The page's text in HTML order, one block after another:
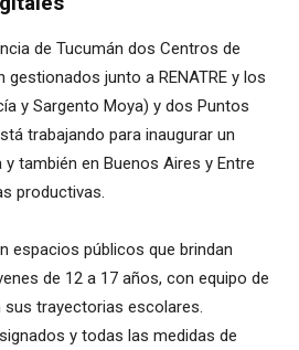
de Tucumán dos Centros de
junto a RENATRE y los
y Sargento Moya) y dos Puntos
trabajando para inaugurar un
también en Buenos Aires y Entre
productivas.
espacios públicos que brindan
de 12 a 17 años, con equipo de
trayectorias escolares.
y todas las medidas de